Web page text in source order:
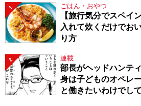
1 ごはん・おやつ
【旅行気分でスペイ
入れて炊くだけでお
り方
2 連載
部長がヘッドハンテ
身は子どものオペレ
と働きたいわけでし